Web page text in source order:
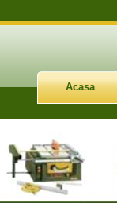
Acasa